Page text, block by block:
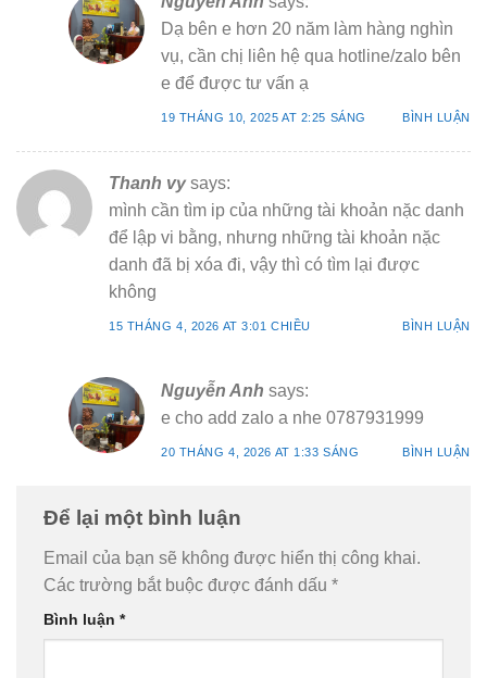
Dạ bên e hơn 20 năm làm hàng nghìn
vụ, cần chị liên hệ qua hotline/zalo bên
e để được tư vấn ạ
19 THÁNG 10, 2025 AT 2:25 SÁNG BÌNH LUẬN
Thanh vy says:
mình cần tìm ip của những tài khoản nặc danh
để lập vi bằng, nhưng những tài khoản nặc
danh đã bị xóa đi, vậy thì có tìm lại được
không
15 THÁNG 4, 2026 AT 3:01 CHIỀU BÌNH LUẬN
Nguyễn Anh says:
e cho add zalo a nhe 0787931999
20 THÁNG 4, 2026 AT 1:33 SÁNG BÌNH LUẬN
Để lại một bình luận
Email của bạn sẽ không được hiển thị công khai.
Các trường bắt buộc được đánh dấu *
Bình luận *